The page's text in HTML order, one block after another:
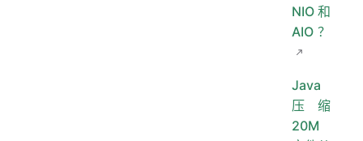
NIO和
AIO？
Java
压缩
20M